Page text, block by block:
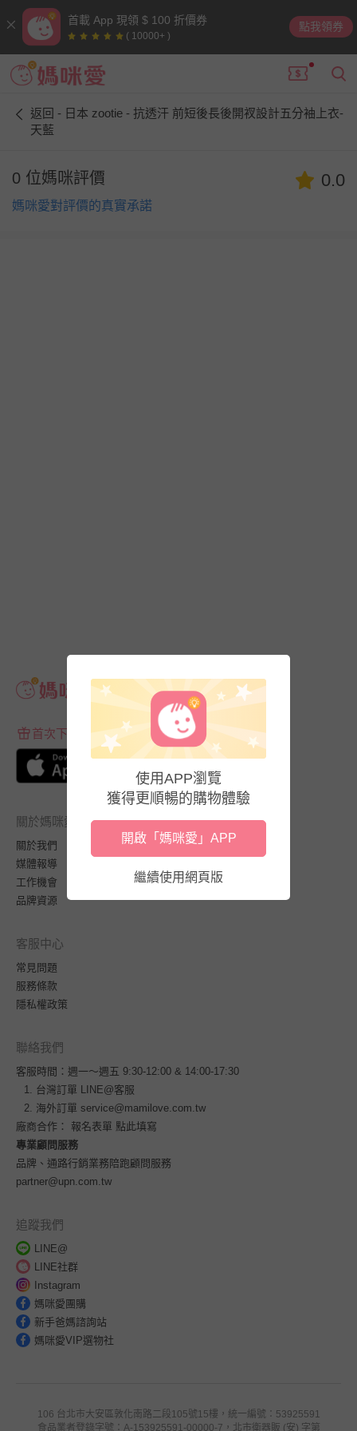
首載 App 現領 $ 100 折價券
( 10000+ )
點我領券
返回 - 日本 zootie - 抗透汗 前短後長後開衩設計五分袖上衣-
天藍
0 位媽咪評價
媽咪愛對評價的真實承諾
0.0
首次下載APP送$100折價券
關於媽咪愛
關於我們
媒體報導
工作機會
品牌資源
客服中心
常見問題
服務條款
隱私權政策
聯絡我們
客服時間：週一～週五 9:30-12:00 & 14:00-17:30
台灣訂單
LINE@客服
海外訂單 service@mamilove.com.tw
廠商合作： 報名表單 點此填寫
專業顧問服務
品牌、通路行銷業務陪跑顧問服務
partner@upn.com.tw
追蹤我們
LINE@
LINE社群
Instagram
媽咪愛團購
新手爸媽諮詢站
媽咪愛VIP選物社
106 台北市大安區敦化南路二段105號15樓，統一編號：53925591
食品業者登錄字號：A-153925591-00000-7，北市衛器販 (安) 字第
使用APP瀏覽
獲得更順暢的購物體驗
開啟「媽咪愛」APP
繼續使用網頁版